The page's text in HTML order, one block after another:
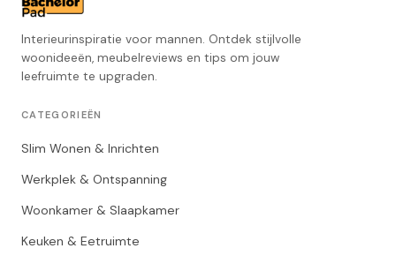
Interieurinspiratie voor mannen. Ontdek stijlvolle
woonideeën, meubelreviews en tips om jouw
leefruimte te upgraden.
CATEGORIEËN
Slim Wonen & Inrichten
Werkplek & Ontspanning
Woonkamer & Slaapkamer
Keuken & Eetruimte